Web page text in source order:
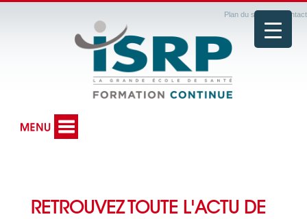
Plan du site Contact
RETROUVEZ TOUTE L'ACTU DE